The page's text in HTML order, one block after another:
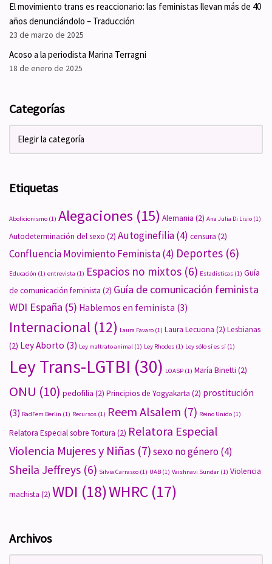
El movimiento trans es reaccionario: las feministas llevan más de 40
años denunciándolo – Traducción
23 de marzo de 2025
Acoso a la periodista Marina Terragni
18 de enero de 2025
Categorías
Etiquetas
Abolicionismo (1) Alegaciones (15) Alemania (2) Ana Julia Di Lisio (1)
Autodeterminación del sexo (2) Autoginefilia(4) censura (2)
Confluencia Movimiento Feminista(4) Deportes (6)
Educación (1) entrevista (1) Espacios no mixtos (6) Estadísticas (1) Guía
de comunicación feminista (2) Guía de comunicación feminista
WDI España (5) Hablemos en feminista (3)
Internacional (12) Laura Favaro (1) Laura Lecuona (2) Lesbianas
(2) Ley Aborto (3) Ley maltrato animal (1) Ley Rhodes (1) Ley sólo sí es sí (1)
Ley Trans-LGTBI (30) LOASP (1) María Binetti (2)
ONU (10) pedofilia (2) Principios de Yogyakarta (2) prostitución
(3) RadFem Berlin (1) Recursos (1) Reem Alsalem (7) Reino Unido (1)
Relatora Especial sobre Tortura (2) Relatora Especial
Violencia Mujeres y Niñas (7)sexo no género(4)
Sheila Jeffreys (6) Silvia Carrasco (1) UAB (1) Vaishnavi Sundar (1) Violencia
machista (2) WDI (18)WHRC (17)
Archivos